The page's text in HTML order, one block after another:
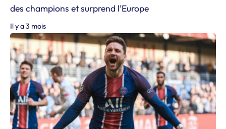
des champions et surprend l’Europe
Il y a 3 mois